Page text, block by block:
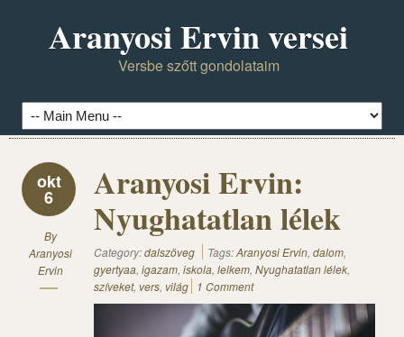
Aranyosi Ervin versei
Versbe szőtt gondolataim
okt
6
By
Aranyosi
Ervin
Aranyosi Ervin:
Nyughatatlan lélek
Category:dalszöveg Tags:Aranyosi Ervin, dalom,
gyertyaa, igazam, iskola, lelkem, Nyughatatlan lélek,
szíveket, vers, világ 1 Comment